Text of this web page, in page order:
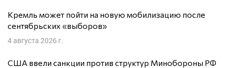
Кремль может пойти на новую мобилизацию после
сентябрьских «выборов»
4 августа 2026 г.
США ввели санкции против структур Минобороны РФ